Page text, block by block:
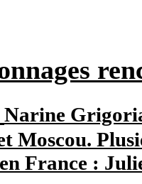
Narine
Moscou.
France :